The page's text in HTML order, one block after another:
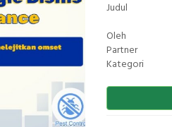
Judul
Oleh
Partner
Kategori